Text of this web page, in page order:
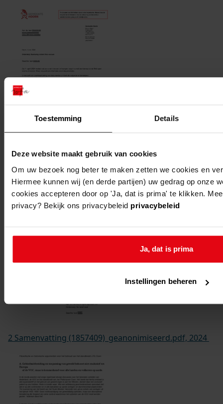
Toestemming Details
Deze website maakt gebruik van cookies
Om uw bezoek nog beter te maken zetten we cookies en
Hiermee kunnen wij (en derde partijen) uw gedrag op onze
cookies accepteren door op 'Ja, dat is prima' te klikken.
privacy? Bekijk ons privacybeleid privacybeleid
Ja, dat is prima
Instellingen beheren
1 Woo-besluit open brief de heer
Lassooij_geanonimiseerd.pdf, 2024
2 Samenvatting (1857409)_geanonimiseerd.pdf, 2024